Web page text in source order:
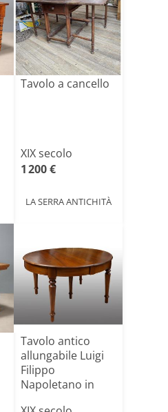
Tavolo a cancello
XIX secolo
1 200 €
LA SERRA ANTICHITÀ
Tavolo antico
allungabile Luigi
Filippo
Napoletano in